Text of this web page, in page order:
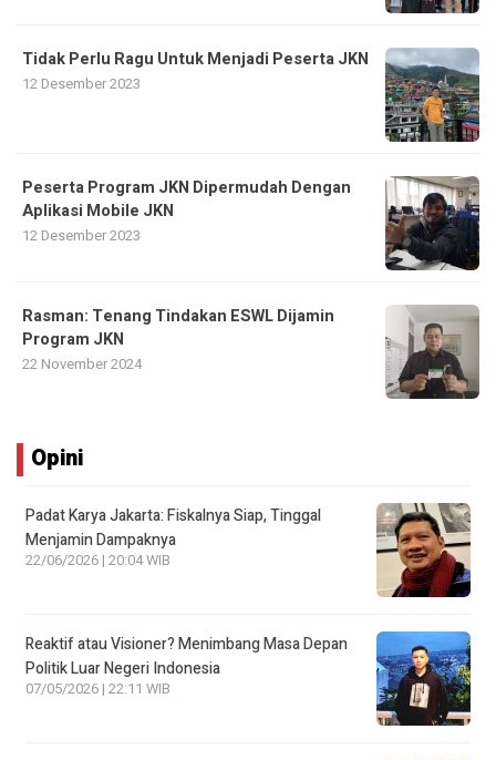
Tidak Perlu Ragu Untuk Menjadi Peserta JKN
12 Desember 2023
Peserta Program JKN Dipermudah Dengan
Aplikasi Mobile JKN
12 Desember 2023
Rasman: Tenang Tindakan ESWL Dijamin
Program JKN
22 November 2024
Opini
Padat Karya Jakarta: Fiskalnya Siap, Tinggal
Menjamin Dampaknya
22/06/2026 | 20:04 WIB
Reaktif atau Visioner? Menimbang Masa Depan
Politik Luar Negeri Indonesia
07/05/2026 | 22:11 WIB